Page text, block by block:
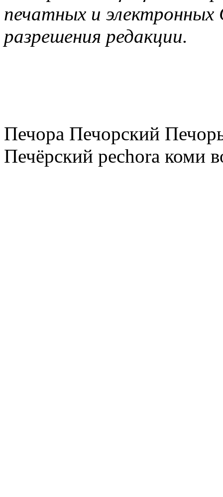
печатных и
разрешения редакции.
Печора Печорский
Печёрский pechora коми